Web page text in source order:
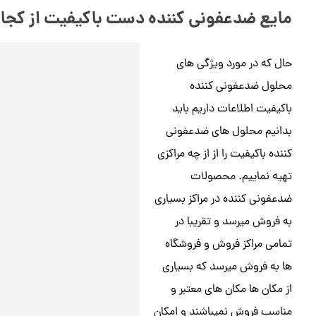
مایع ضدعفونی کننده دست باکیفیت از
حال که در مورد ویژگی های
محلول ضدعفونی کننده
باکیفیت اطلاعات داریم باید
بدانیم محلول های ضدعفونی
کننده باکیفیت را از از چه مراکزی
تهیه نماییم. محصولات
ضدعفونی کننده در مراکز بسیاری
به فروش میرسد و تقریبا در
تمامی مراکز فروش و فروشگاه
ها به فروش میرسد که بسیاری
از مکان ها مکان های معتبر و
مناسب فروش نمیباشند و امکان